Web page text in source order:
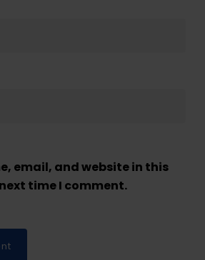
email, and website in this
time I comment.